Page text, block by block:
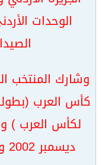
الوحدات
وشارك المنتخب
كأس العرب
لكأس العرب )
ديسمبر 2002 وحقق المنتخب المركز الثالث